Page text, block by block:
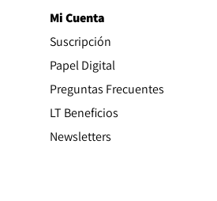
window
new window
Mi Cuenta
Suscripción
Papel DigitalOpens in new
Preguntas Frecuentes
LT Beneficios
Newsletters